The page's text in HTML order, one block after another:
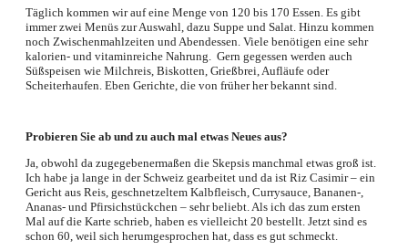
Täglich kommen wir auf eine Menge von 120 bis 170 Essen. Es gibt
immer zwei Menüs zur Auswahl, dazu Suppe und Salat. Hinzu kommen
noch Zwischenmahlzeiten und Abendessen. Viele benötigen eine sehr
kalorien- und vitaminreiche Nahrung. Gern gegessen werden auch
Süßspeisen wie Milchreis, Biskotten, Grießbrei, Aufläufe oder
Scheiterhaufen. Eben Gerichte, die von früher her bekannt sind.
Probieren Sie ab und zu auch mal etwas Neues aus?
Ja, obwohl da zugegebenermaßen die Skepsis manchmal etwas groß ist.
Ich habe ja lange in der Schweiz gearbeitet und da ist Riz Casimir – ein
Gericht aus Reis, geschnetzeltem Kalbfleisch, Currysauce, Bananen-,
Ananas- und Pfirsichstückchen – sehr beliebt. Als ich das zum ersten
Mal auf die Karte schrieb, haben es vielleicht 20 bestellt. Jetzt sind es
schon 60, weil sich herumgesprochen hat, dass es gut schmeckt.